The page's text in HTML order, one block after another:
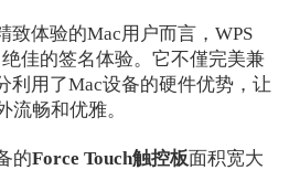
致体验的Mac用户而言，WPS
佳的签名体验。它不僅完美兼
利用了Mac设备的硬件优势，让
流畅和优雅。
的Force Touch触控板面积宽大